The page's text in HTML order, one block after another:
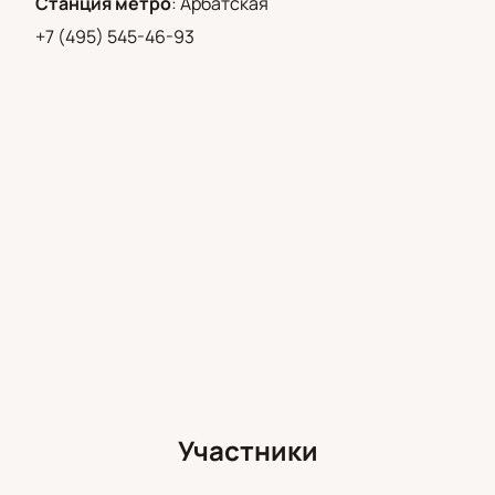
ложу для сотрудников или партнеров.
+7 (495) 545-46-93
Участники